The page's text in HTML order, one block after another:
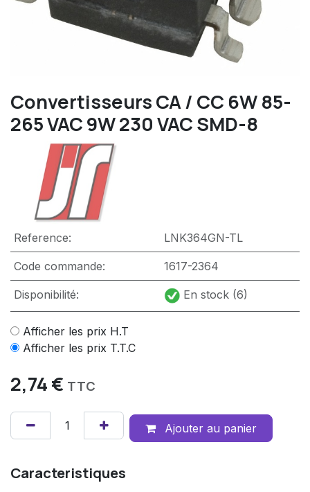
Convertisseurs CA / CC 6W 85-
265 VAC 9W 230 VAC SMD-8
Reference: LNK364GN-TL
Code commande: 1617-2364
Disponibilité: En stock (6)
Afficher les prix H.T
Afficher les prix T.T.C
2,74€ TTC
Ajouter au panier
Caracteristiques